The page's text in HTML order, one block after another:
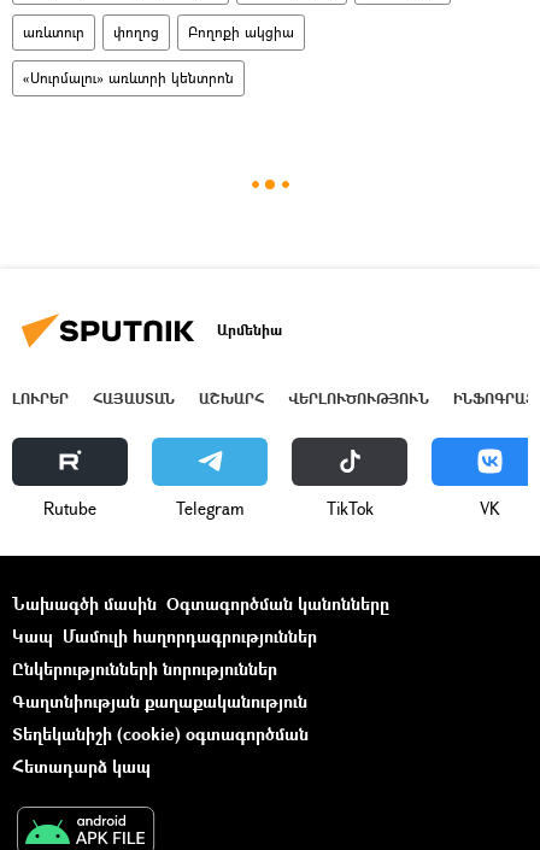
առևտուր փողոց Բողոքի ակցիա
«Սուրմալու» առևտրի կենտրոն
Արմենիա
ԼՈՒՐԵՐ ՀԱՅԱՍՏԱՆ ԱՇԽԱՐՀ ՎԵՐԼՈՒԾՈՒԹՅՈՒՆ
Rutube Telegram ТikТоk VK
Նախագծի մասին Օգտագործման կանոնները
Կապ Մամուլի հաղորդագրություններ
Ընկերությունների նորություններ
Գաղտնիության քաղաքականություն
Տեղեկանիշի (cookie) օգտագործման
Հետադարձ կապ